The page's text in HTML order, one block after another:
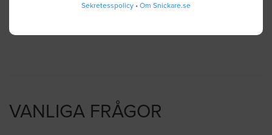
Sekretesspolicy • Om Snickare.se
VANLIGA FRÅGOR